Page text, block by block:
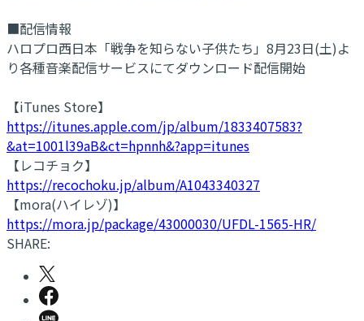
■配信情報
ハロプロ西日本「戦争を知らない子供たち」8月23日(土)よ
り各種音楽配信サービスにてダウンロード配信開始
【iTunes Store】
https://itunes.apple.com/jp/album/1833407583?
&at=1001l39aB&ct=hpnnh&?app=itunes
【レコチョク】
https://recochoku.jp/album/A1043340327
【mora(ハイレゾ)】
https://mora.jp/package/43000030/UFDL-1565-HR/
SHARE: